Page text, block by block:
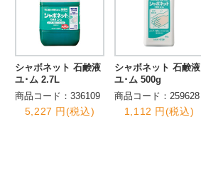
シャボネット 石鹸液
ユ･ム 2.7L
商品コード：336109
5,227 円(税込)
シャボネット 石鹸液
ユ･ム 500g
商品コード：259628
1,112 円(税込)